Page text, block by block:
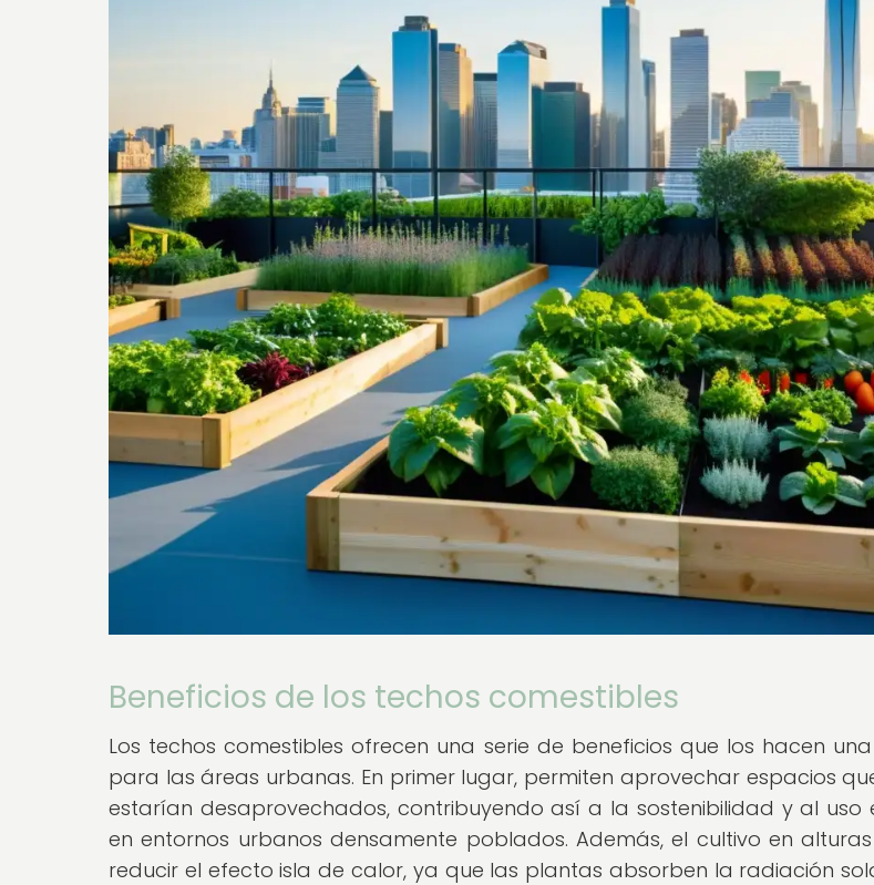
Beneficios de los techos comestibles
Los techos comestibles ofrecen una serie de beneficios que los hacen
para las áreas urbanas. En primer lugar, permiten aprovechar espacios
estarían desaprovechados, contribuyendo así a la sostenibilidad y al uso
en entornos urbanos densamente poblados. Además, el cultivo en
reducir el efecto isla de calor, ya que las plantas absorben la radiación